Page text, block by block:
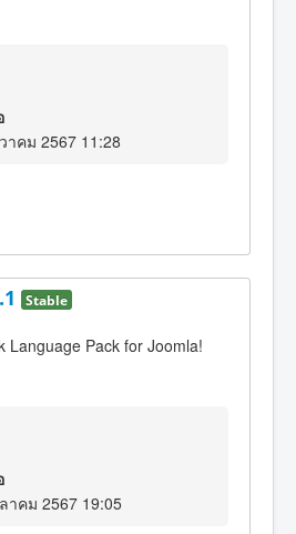
าคม 2567 11:28
Stable
Language Pack for Joomla!
าคม 2567 19:05